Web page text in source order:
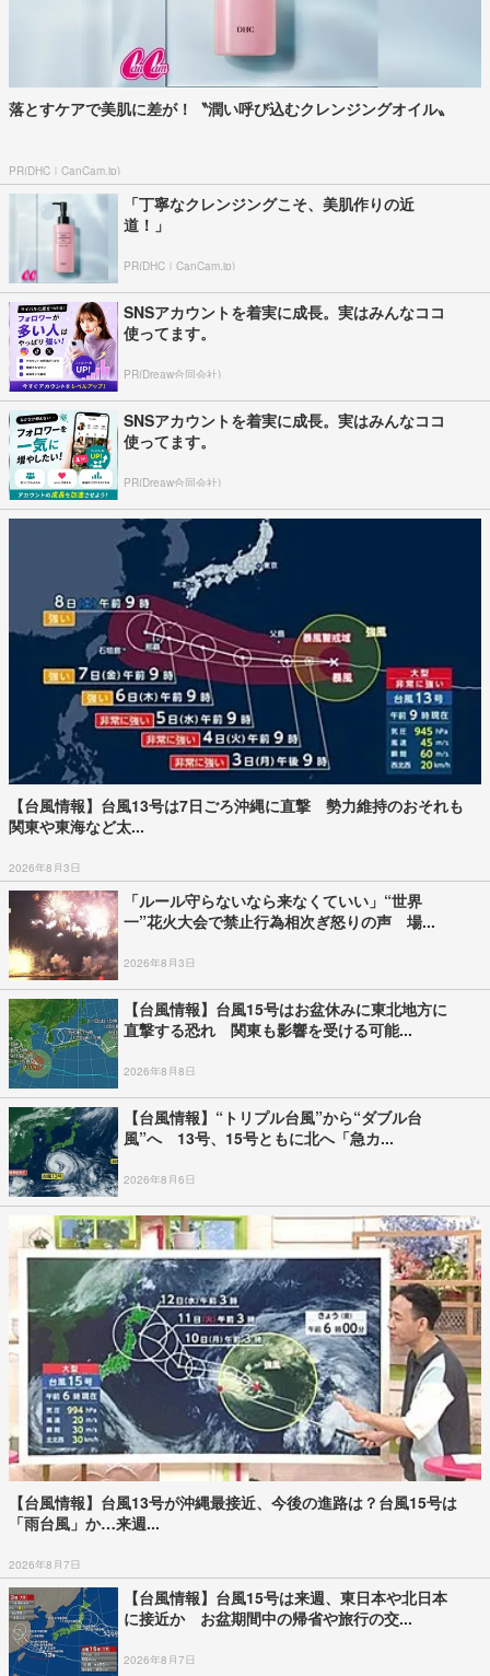
落とすケアで美肌に差が！〝潤い呼び込むクレンジングオイル〟
PR(DHC｜CanCam.jp)
「丁寧なクレンジングこそ、美肌作りの近
道！」
PR(DHC｜CanCam.jp)
SNSアカウントを着実に成長。実はみんなココ
使ってます。
PR(Dreaw合同会社)
SNSアカウントを着実に成長。実はみんなココ
使ってます。
PR(Dreaw合同会社)
【台風情報】台風13号は7日ごろ沖縄に直撃 勢力維持のおそれも
関東や東海など太...
2026年8月3日
「ルール守らないなら来なくていい」“世界
一”花火大会で禁止行為相次ぎ怒りの声 場...
2026年8月3日
【台風情報】台風15号はお盆休みに東北地方に
直撃する恐れ 関東も影響を受ける可能...
2026年8月8日
【台風情報】“トリプル台風”から“ダブル台
風”へ 13号、15号ともに北へ「急カ...
2026年8月6日
【台風情報】台風13号が沖縄最接近、今後の進路は？台風15号は
「雨台風」か…来週...
2026年8月7日
【台風情報】台風15号は来週、東日本や北日本
に接近か お盆期間中の帰省や旅行の交...
2026年8月7日